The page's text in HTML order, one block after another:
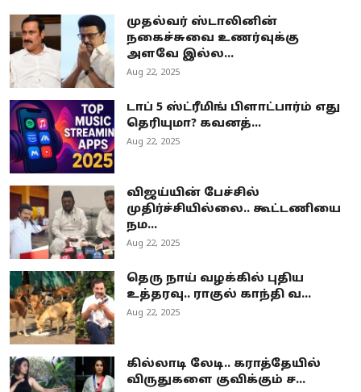
முதல்வர் ஸ்டாலினின்
நகைச்சுவை உணர்வுக்கு
அளவே இல்ல...
Aug 22, 2025
டாப் 5 ஸ்ட்ரீமிங் பிளாட்பார்ம் எது
தெரியுமா? கவனத்...
Aug 22, 2025
விஜய்யின் பேச்சில்
முதிர்ச்சியில்லை.. கூட்டணியை
நம...
Aug 22, 2025
தெரு நாய் வழக்கில் புதிய
உத்தரவு.. ராகுல் காந்தி வ...
Aug 22, 2025
கில்லாடி லேடி.. கராத்தேயில்
விருதுகளை குவிக்கும் ச...